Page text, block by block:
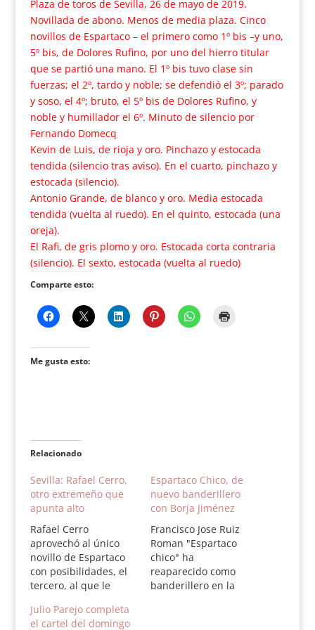
Plaza de toros de Sevilla, 26 de mayo de 2019.
Novillada de abono. Menos de media plaza. Cinco
novillos de Espartaco – el primero como 1º bis –y uno,
5º bis, de Dolores Rufino, por uno del hierro titular
que se partió una mano. El 1º bis tuvo clase sin
fuerzas; el 2º, tardo y noble; se defendió el 3º; parado
y soso, el 4º; bruto, el 5º bis de Dolores Rufino, y
noble y humillador el 6º. Minuto de silencio por
Fernando Domecq
Kevin de Luis, de rioja y oro. Pinchazo y estocada
tendida (silencio tras aviso). En el cuarto, pinchazo y
estocada (silencio).
Antonio Grande, de blanco y oro. Media estocada
tendida (vuelta al ruedo). En el quinto, estocada (una
oreja).
El Rafi, de gris plomo y oro. Estocada corta contraria
(silencio). El sexto, estocada (vuelta al ruedo)
Comparte esto:
Me gusta esto:
Relacionado
Sevilla: Rafael Cerro,
otro extremeño que
apunta alto
Rafael Cerro
aprovechó al único
novillo de Espartaco
con posibilidades, el
tercero, al que le
del festejo. Sus
compañeros Álamo y
Espartaco Chico, de
nuevo banderillero
con Borja Jiménez
Francisco Jose Ruiz
Roman "Espartaco
chico" ha
reaparecido como
banderillero en la
Julio Parejo completa
el cartel del domingo